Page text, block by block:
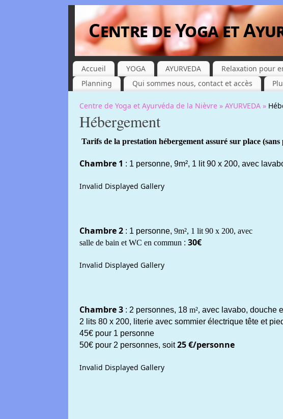
Centre de Yoga et
Accueil YOGA AYURVEDA Relaxation pour
Planning
Qui sommes nous, contact et accès
Centre de Yoga et Ayurvéda de la Nièvre » AYURVEDA »
Hébergement
Tarifs de la prestation hébergement assuré sur place
Chambre 1 : 1 personne, 9m², 1 lit 90 x 200, avec
Invalid Displayed Gallery
Chambre 2: 1 personne, 9m², 1 lit 90 x 200, avec
salle de bain et WC en commun : 30€
Invalid Displayed Gallery
Chambre 3: 2 personnes, 18 m², avec lavabo, douche
2 lits 80 x 200, literie avec sommier électrique tête et
45€ pour 1 personne
50€ pour 2 personnes, soit25 €/personne
Invalid Displayed Gallery